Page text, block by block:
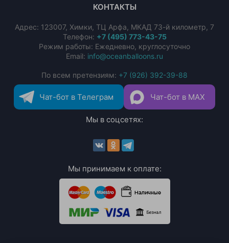
КОНТАКТЫ
Адрес: 123007, Химки, ТЦ Арфа, МКАД 73-й километр, 7
Телефон: +7 (495) 773-43-75
Режим работы: Ежедневно, круглосуточно
Email: info@oceanballoons.ru
По всем претензиям: +7 (926) 392-39-88
Чат-бот в Телеграм Чат-бот в MAX
Мы в соцсетях:
Мы принимаем к оплате: